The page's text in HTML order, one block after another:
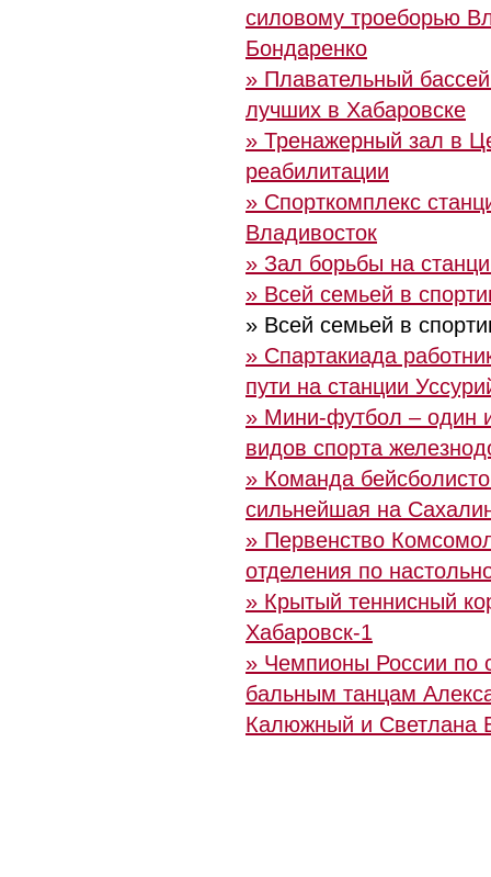
силовому троеборью
Бондаренко
» Плавательный
лучших в Хабаровске
» Тренажерный зал в
реабилитации
» Спорткомплекс
Владивосток
» Зал борьбы на
» Всей семьей в
» Всей семьей в
» Спартакиада
пути на станции
» Мини-футбол – один
видов спорта
» Команда
сильнейшая на
» Первенство
отделения по
» Крытый теннисный
Хабаровск-1
» Чемпионы России по
бальным танцам
Калюжный и Светлана